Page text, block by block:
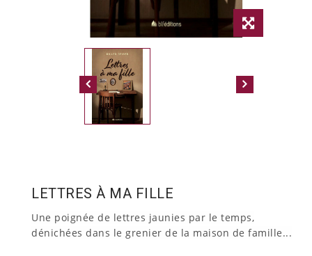
LETTRES À MA FILLE
Une poignée de lettres jaunies par le temps,
dénichées dans le grenier de la maison de famille...